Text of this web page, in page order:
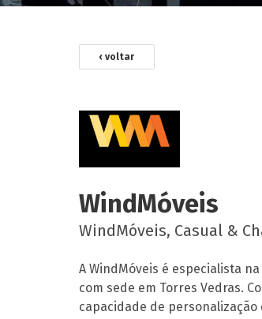
‹ voltar
WindMóveis
WindMóveis, Casual &
A WindMóveis é especialista
com sede em Torres Vedras.
capacidade de